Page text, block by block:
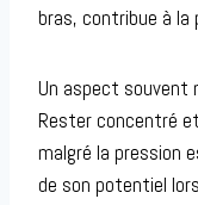
bras, contribue à
Un aspect souvent
Rester concentré
malgré la pression
de son potentiel